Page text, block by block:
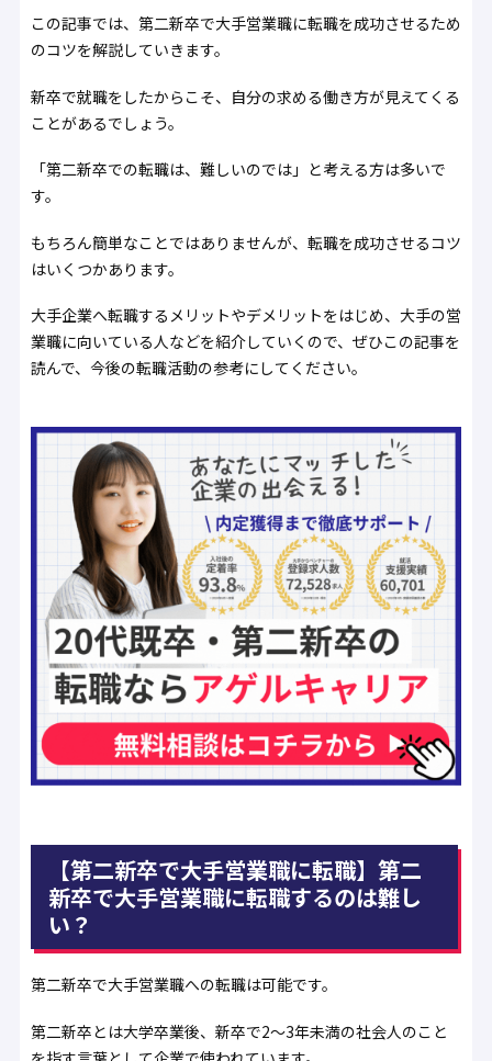
この記事では、第二新卒で大手営業職に転職を成功させるため
のコツを解説していきます。
新卒で就職をしたからこそ、自分の求める働き方が見えてくる
ことがあるでしょう。
「第二新卒での転職は、難しいのでは」と考える方は多いで
す。
もちろん簡単なことではありませんが、転職を成功させるコツ
はいくつかあります。
大手企業へ転職するメリットやデメリットをはじめ、大手の営
業職に向いている人などを紹介していくので、ぜひこの記事を
読んで、今後の転職活動の参考にしてください。
【第二新卒で大手営業職に転職】第二
新卒で大手営業職に転職するのは難し
い？
第二新卒で大手営業職への転職は可能です。
第二新卒とは大学卒業後、新卒で2〜3年未満の社会人のこと